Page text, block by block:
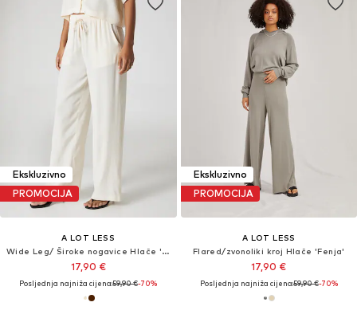
Ekskluzivno
PROMOCIJA
A LOT LESS
Wide Leg/ Široke nogavice Hlače 'Leila'
17,90 €
Posljednja najniža cijena:59,90 €-70%
Ekskluzivno
PROMOCIJA
A LOT LESS
Flared/zvonoliki kroj Hlače 'Fenja'
17,90 €
Posljednja najniža cijena:59,90 €-70%